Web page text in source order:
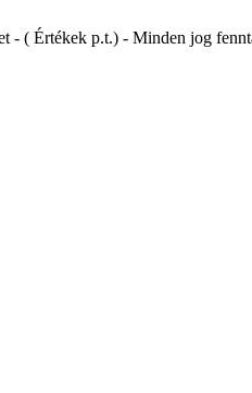
( Értékek p.t.) - Minden jog